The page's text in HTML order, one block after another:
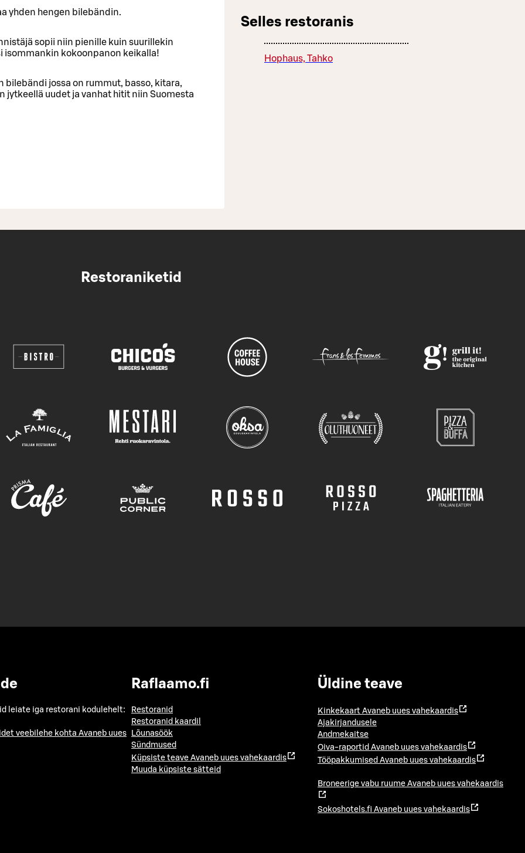
yhden hengen bilebändin.
sopii niin pienille kuin suurillekin
isommankin kokoonpanon keikalla!
bilebändi jossa on rummut, basso, kitara,
jytkeellä uudet ja vanhat hitit niin Suomesta
Selles restoranis
Hophaus, Tahko
Restoraniketid
leiate iga restorani kodulehelt:
veebilehe kohta Avaneb uues
Raflaamo.fi
Restoranid
Restoranid kaardil
Lõunasöök
Sündmused
Küpsiste teave Avaneb uues vahekaardis
Muuda küpsiste sätteid
Üldine teave
Kinkekaart Avaneb uues vahekaardis
Ajakirjandusele
Andmekaitse
Oiva-raportid Avaneb uues vahekaardis
Tööpakkumised Avaneb uues vahekaardis
Broneerige vabu ruume Avaneb uues vahekaardis
Sokoshotels.fi Avaneb uues vahekaardis